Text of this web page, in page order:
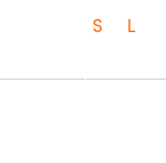
S L